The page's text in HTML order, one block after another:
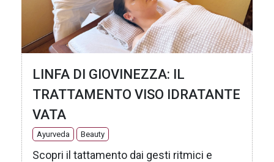
LINFA DI GIOVINEZZA: IL
TRATTAMENTO VISO IDRATANTE
VATA
Ayurveda Beauty
Scopri il tattamento dai gesti ritmici e